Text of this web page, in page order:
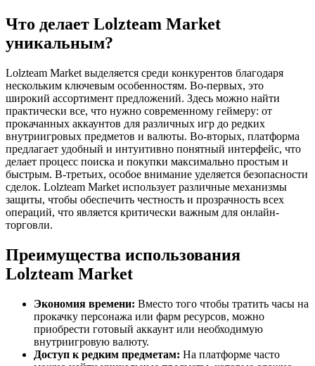
Что делает Lolzteam Market
уникальным?
Lolzteam Market выделяется среди конкурентов благодаря
нескольким ключевым особенностям. Во-первых, это
широкий ассортимент предложений. Здесь можно найти
практически все, что нужно современному геймеру: от
прокачанных аккаунтов для различных игр до редких
внутриигровых предметов и валюты. Во-вторых, платформа
предлагает удобный и интуитивно понятный интерфейс, что
делает процесс поиска и покупки максимально простым и
быстрым. В-третьих, особое внимание уделяется безопасности
сделок. Lolzteam Market использует различные механизмы
защиты, чтобы обеспечить честность и прозрачность всех
операций, что является критически важным для онлайн-
торговли.
Преимущества использования
Lolzteam Market
Экономия времени: Вместо того чтобы тратить часы на
прокачку персонажа или фарм ресурсов, можно
приобрести готовый аккаунт или необходимую
внутриигровую валюту.
Доступ к редким предметам: На платформе часто